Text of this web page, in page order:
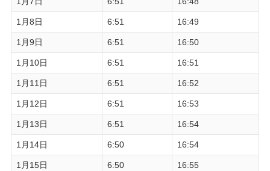
1月8日 6:51 16:49
1月9日 6:51 16:50
1月10日 6:51 16:51
1月11日 6:51 16:52
1月12日 6:51 16:53
1月13日 6:51 16:54
1月14日 6:50 16:54
1月15日 6:50 16:55